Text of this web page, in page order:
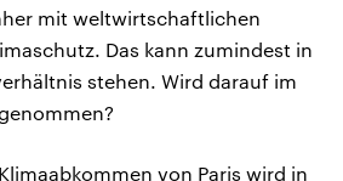
mit weltwirtschaftlichen
Das kann zumindest in
stehen. Wird darauf im
von Paris wird in